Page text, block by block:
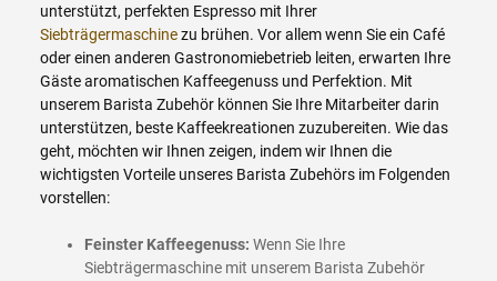
unterstützt, perfekten Espresso mit Ihrer
Siebträgermaschinezu brühen. Vor allem wenn Sie ein Café
oder einen anderen Gastronomiebetrieb leiten, erwarten Ihre
Gäste aromatischen Kaffeegenuss und Perfektion. Mit
unserem Barista Zubehör können Sie Ihre Mitarbeiter darin
unterstützen, beste Kaffeekreationen zuzubereiten. Wie das
geht, möchten wir Ihnen zeigen, indem wir Ihnen die
wichtigsten Vorteile unseres Barista Zubehörs im Folgenden
vorstellen:
Feinster Kaffeegenuss: Wenn Sie Ihre
Siebträgermaschine mit unserem Barista Zubehör